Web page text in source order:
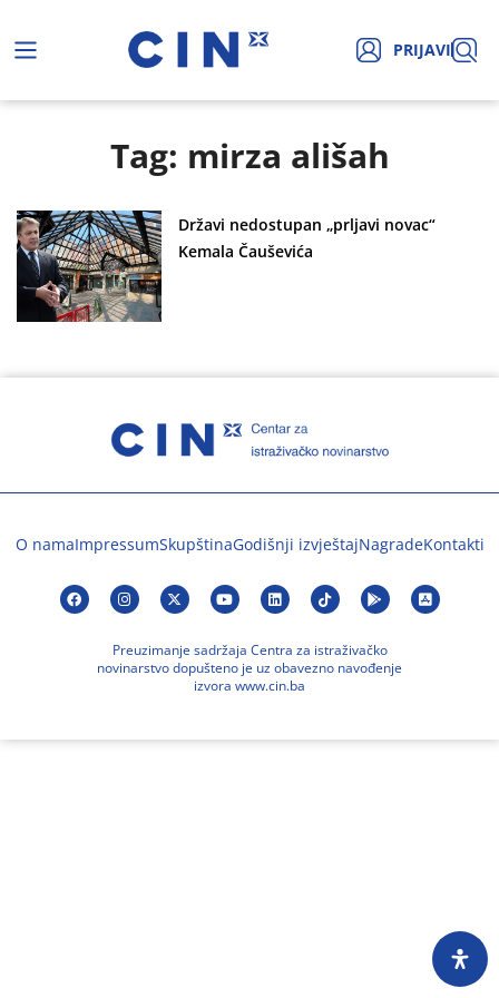
PRIJAVI
Tag: mirza ališah
Državi nedostupan „prljavi novac“
Kemala Čauševića
O namaImpressumSkupštinaGodišnji izvještajNagradeKontakti
Preuzimanje sadržaja Centra za istraživačko
novinarstvo dopušteno je uz obavezno navođenje
izvora www.cin.ba